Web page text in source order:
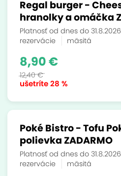
Regal burger -
hranolky a omáčka
Platnosť od dnes do 31.8.2026
rezervácie
mäsitá
ušetríte28 %
8,90 €
12,40 €
Poké Bistro - Tofu
polievka ZADARMO
Platnosť od dnes do 31.8.2026
rezervácie
mäsitá